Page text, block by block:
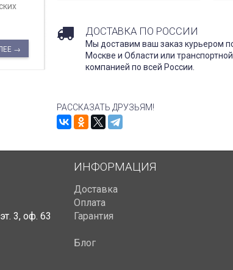
→
ДОСТАВКА ПО РОССИИ
Мы доставим ваш заказ курьером
Москве и Области или транспортной
компанией по всей России.
РАССКАЗАТЬ ДРУЗЬЯМ!
эт. 3, оф. 63
ИНФОРМАЦИЯ
Доставка
Оплата
Гарантия
Блог